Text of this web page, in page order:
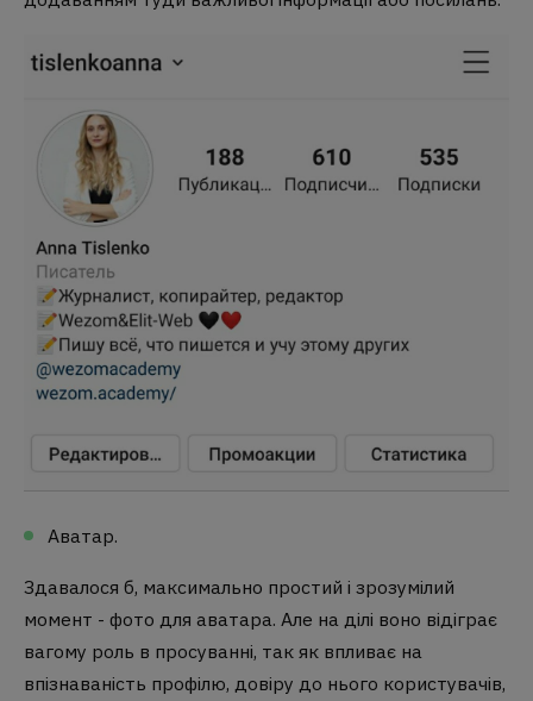
Аватар.
Здавалося б, максимально простий і зрозумілий
момент - фото для аватара. Але на ділі воно відіграє
вагому роль в просуванні, так як впливає на
впізнаваність профілю, довіру до нього користувачів,